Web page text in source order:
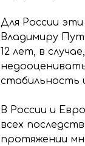
Для России
Владимиру
12 лет, в
стабильность
В России и
всех
протяжении